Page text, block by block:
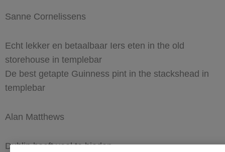
Sanne Cornelissens
Echt lekker en betaalbaar Iers eten in the old
storehouse in templebar
De best getapte Guinness pint in the stackshead in
templebar
Alan Matthews
Dublin heeft veel te bieden.